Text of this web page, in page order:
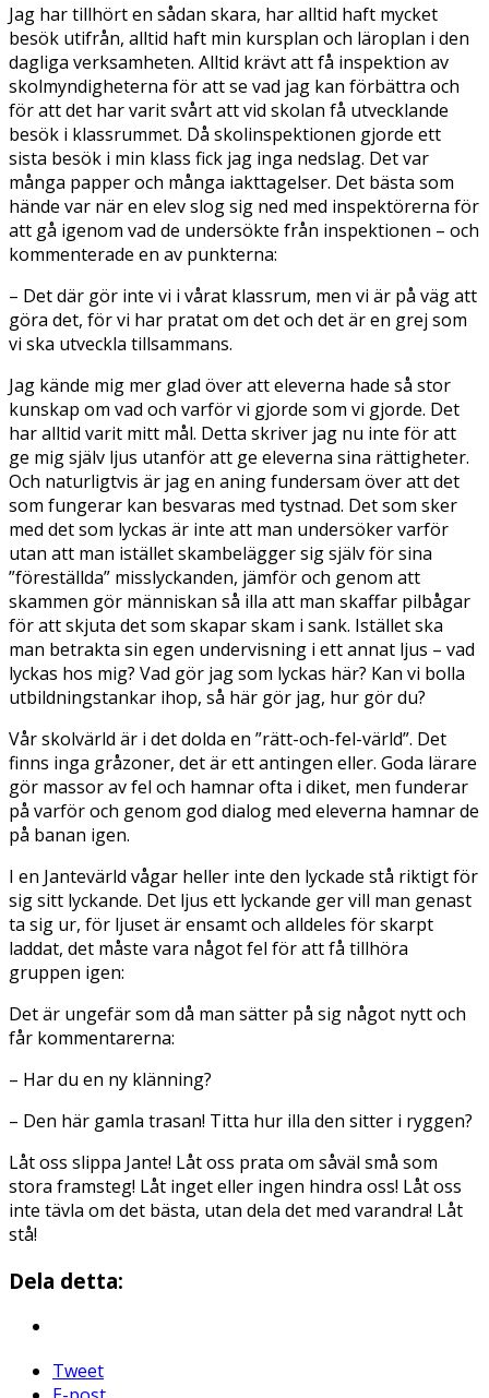
Jag har tillhört en sådan skara, har alltid haft mycket
besök utifrån, alltid haft min kursplan och läroplan i den
dagliga verksamheten. Alltid krävt att få inspektion av
skolmyndigheterna för att se vad jag kan förbättra och
för att det har varit svårt att vid skolan få utvecklande
besök i klassrummet. Då skolinspektionen gjorde ett
sista besök i min klass fick jag inga nedslag. Det var
många papper och många iakttagelser. Det bästa som
hände var när en elev slog sig ned med inspektörerna för
att gå igenom vad de undersökte från inspektionen – och
kommenterade en av punkterna:
– Det där gör inte vi i vårat klassrum, men vi är på väg att
göra det, för vi har pratat om det och det är en grej som
vi ska utveckla tillsammans.
Jag kände mig mer glad över att eleverna hade så stor
kunskap om vad och varför vi gjorde som vi gjorde. Det
har alltid varit mitt mål. Detta skriver jag nu inte för att
ge mig själv ljus utanför att ge eleverna sina rättigheter.
Och naturligtvis är jag en aning fundersam över att det
som fungerar kan besvaras med tystnad. Det som sker
med det som lyckas är inte att man undersöker varför
utan att man istället skambelägger sig själv för sina
”föreställda” misslyckanden, jämför och genom att
skammen gör människan så illa att man skaffar pilbågar
för att skjuta det som skapar skam i sank. Istället ska
man betrakta sin egen undervisning i ett annat ljus – vad
lyckas hos mig? Vad gör jag som lyckas här? Kan vi bolla
utbildningstankar ihop, så här gör jag, hur gör du?
Vår skolvärld är i det dolda en ”rätt-och-fel-värld”. Det
finns inga gråzoner, det är ett antingen eller. Goda lärare
gör massor av fel och hamnar ofta i diket, men funderar
på varför och genom god dialog med eleverna hamnar de
på banan igen.
I en Jantevärld vågar heller inte den lyckade stå riktigt för
sig sitt lyckande. Det ljus ett lyckande ger vill man genast
ta sig ur, för ljuset är ensamt och alldeles för skarpt
laddat, det måste vara något fel för att få tillhöra
gruppen igen:
Det är ungefär som då man sätter på sig något nytt och
får kommentarerna:
– Har du en ny klänning?
– Den här gamla trasan! Titta hur illa den sitter i ryggen?
Låt oss slippa Jante! Låt oss prata om såväl små som
stora framsteg! Låt inget eller ingen hindra oss! Låt oss
inte tävla om det bästa, utan dela det med varandra! Låt
stå!
Dela detta:
Tweet